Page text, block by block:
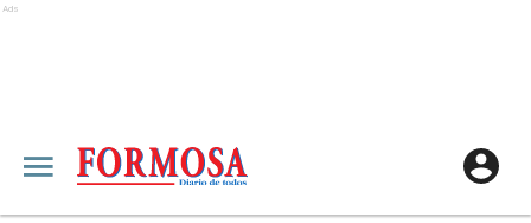
Ads